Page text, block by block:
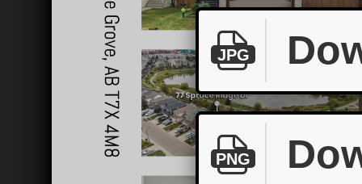
JPG
PNG